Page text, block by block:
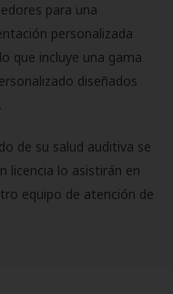
para una
personalizada
que incluye una gama
diseñados
de su salud auditiva se
licencia lo asistirán en
equipo de atención de